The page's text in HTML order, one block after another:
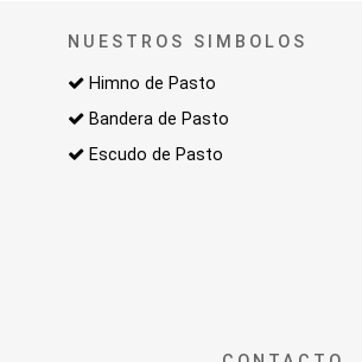
NUESTROS SIMBOLOS
Himno de Pasto
Bandera de Pasto
Escudo de Pasto